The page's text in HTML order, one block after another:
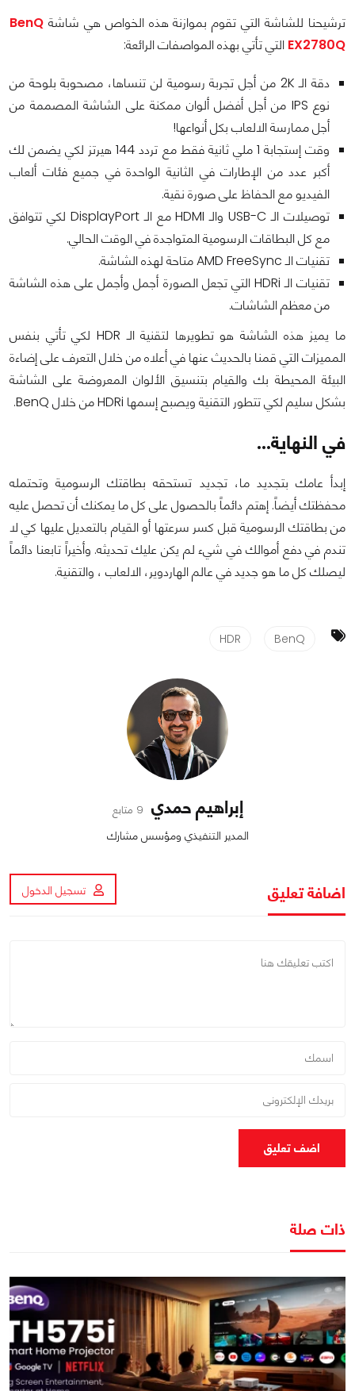
ترشيحنا للشاشة التي تقوم بموازنة هذه الخواص هي شاشة BenQ
EX2780Q التي تأتي بهذه المواصفات الرائعة:
دقة الـ 2K من أجل تجربة رسومية لن تنساها، مصحوبة بلوحة من
نوع IPS من أجل أفضل ألوان ممكنة على الشاشة المصممة من
أجل ممارسة الالعاب بكل أنواعها!
وقت إستجابة 1 ملي ثانية فقط مع تردد 144 هيرتز لكي يضمن لك
أكبر عدد من الإطارات في الثانية الواحدة في جميع فئات ألعاب
الفيديو مع الحفاظ على صورة نقية.
توصيلات الـ USB-C والـ HDMI مع الـ DisplayPort لكي تتوافق
مع كل البطاقات الرسومية المتواجدة في الوقت الحالي.
تقنيات الـ AMD FreeSync متاحة لهذه الشاشة.
تقنيات الـ HDRi التي تجعل الصورة أجمل وأجمل على هذه الشاشة
من معظم الشاشات.
ما يميز هذه الشاشة هو تطويرها لتقنية الـ HDR لكي تأتي بنفس
المميزات التي قمنا بالحديث عنها في أعلاه من خلال التعرف على إضاءة
البيئة المحيطة بك والقيام بتنسيق الألوان المعروضة على الشاشة
بشكل سليم لكي تتطور التقنية ويصبح إسمها HDRi من خلال BenQ.
في النهاية...
إبدأ عامك بتجديد ما، تجديد تستحقه بطاقتك الرسومية وتحتمله
محفظتك أيضاً. إهتم دائماً بالحصول على كل ما يمكنك أن تحصل عليه
من بطاقتك الرسومية قبل كسر سرعتها أو القيام بالتعديل عليها كي لا
تندم في دفع أموالك في شيء لم يكن عليك تحديثه. وأخيراً تابعنا دائماً
ليصلك كل ما هو جديد في عالم الهاردوير، الالعاب ، والتقنية.
BenQ
HDR
إبراهيم حمدي 9 متابع
المدير التنفيذي ومؤسس مشارك
اضافة تعليق تسجيل الدخول
اضف تعليق
ذات صلة